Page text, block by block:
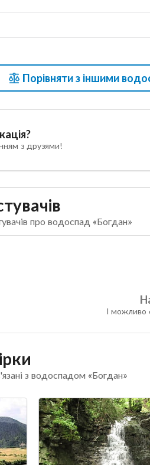
Порівняти з іншими
з друзями!
про водоспад «Богдан»
І можливо
з водоспадом «Богдан»